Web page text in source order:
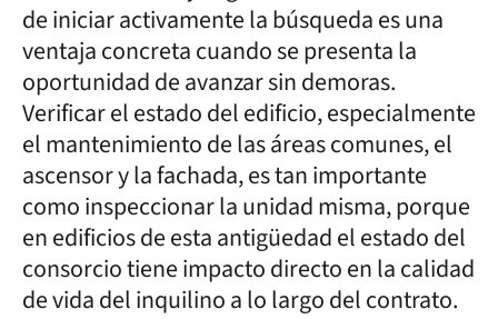
de iniciar activamente la búsqueda es una
ventaja concreta cuando se presenta la
oportunidad de avanzar sin demoras.
Verificar el estado del edificio, especialmente
el mantenimiento de las áreas comunes, el
ascensor y la fachada, es tan importante
como inspeccionar la unidad misma, porque
en edificios de esta antigüedad el estado del
consorcio tiene impacto directo en la calidad
de vida del inquilino a lo largo del contrato.